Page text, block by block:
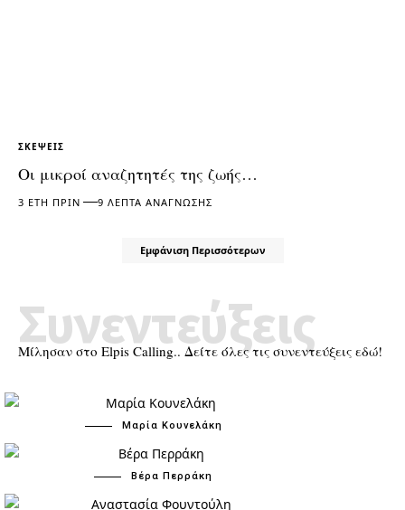
ΣΚΈΨΕΙΣ
Οι μικροί αναζητητές της ζωής…
3 ΈΤΗ ΠΡΙΝ 9 ΛΕΠΤΆ ΑΝΆΓΝΩΣΗΣ
Εμφάνιση Περισσότερων
Μίλησαν στο Elpis Calling.. Δείτε όλες τις συνεντεύξεις εδώ!
Συνεντεύξεις
Μαρία Κουνελάκη
Βέρα Περράκη